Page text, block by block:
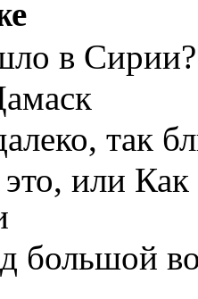
в Сирии?
так
или
большой